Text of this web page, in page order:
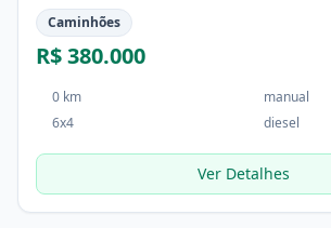
Caminhões
R$ 380.000
0 km
manual
6x4
diesel
Ver Detalhes